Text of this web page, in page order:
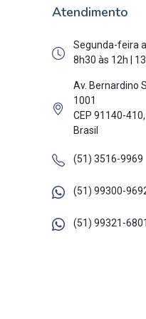
Atendimento
Segunda-feira
8h30 às 12h |
Av. Bernardino
1001
CEP 91140-
Brasil
(51) 3516-9969
(51) 99300-
(51) 99321-